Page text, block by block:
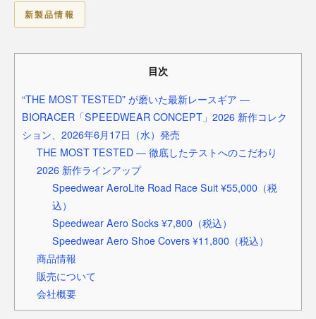
新製品情報
目次
“THE MOST TESTED” が磨いた最新レースギア ―
BIORACER「SPEEDWEAR CONCEPT」2026 新作コレク
ション、2026年6月17日（水）発売
THE MOST TESTED ― 徹底したテストへのこだわり
2026 新作ラインアップ
Speedwear AeroLite Road Race Suit ¥55,000（税
込）
Speedwear Aero Socks ¥7,800（税込）
Speedwear Aero Shoe Covers ¥11,800（税込）
商品情報
販売について
会社概要